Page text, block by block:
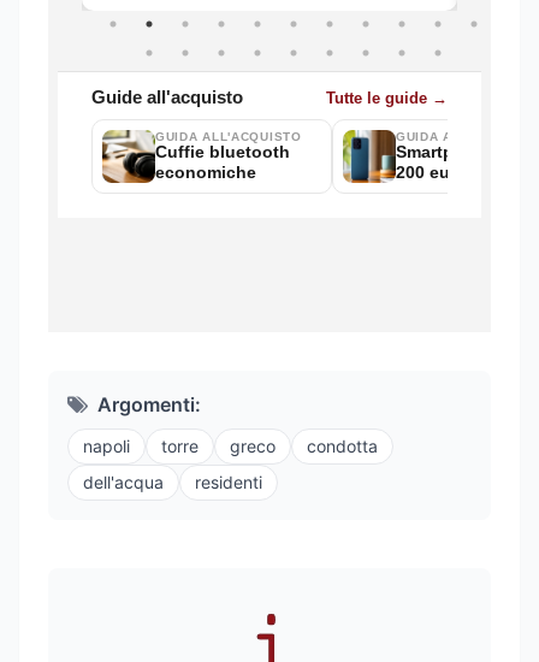
Argomenti:
napoli torre greco
condotta
dell'acqua
residenti